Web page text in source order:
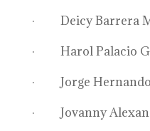
· Deicy Barrera
· Harol Palacio
· Jorge Hernando
· Jovanny